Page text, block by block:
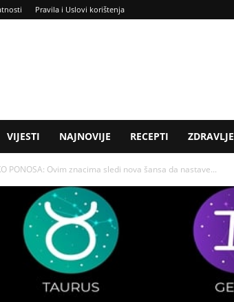
Pravila i Uslovi korištenja
VIJESTI NAJNOVIJE RECEPTI ZDRAVLJE
PONOSA: Ovim znacima sledi nova šansa da nastave...